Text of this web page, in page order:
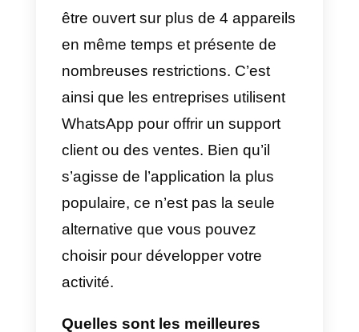
s’approchent des services offerts
par WhatsApp Business.
Cependant, il existe des
se concentrent sur la
centralisation des conversations
entrantes sur WhatsApp et leur
distribution sur une plateforme
multi-agents.
Comme WhatsApp ne peut pas